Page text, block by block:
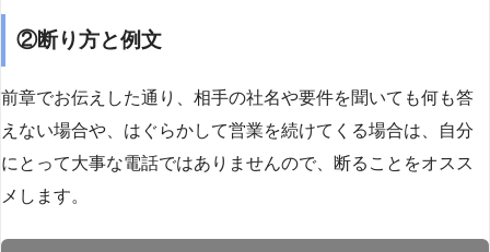
②断り方と例文
前章でお伝えした通り、相手の社名や要件を聞いても何も答
えない場合や、はぐらかして営業を続けてくる場合は、自分
にとって大事な電話ではありませんので、断ることをオスス
メします。